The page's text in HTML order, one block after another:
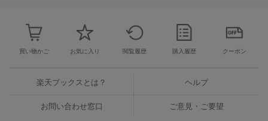
買い物かご お気に入り 閲覧履歴 購入履歴 クーポン
楽天ブックスとは？ ヘルプ
お問い合わせ窓口 ご意見・ご要望